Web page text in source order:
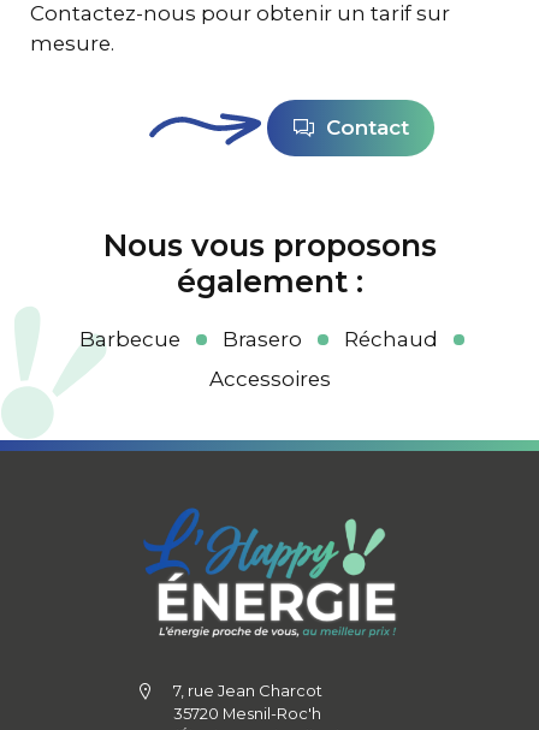
Contactez-nous pour obtenir un tarif sur
mesure.
Contact
Nous vous proposons
également :
Barbecue Brasero
Réchaud
Accessoires
7, rue Jean Charcot
35720 Mesnil-Roc'h